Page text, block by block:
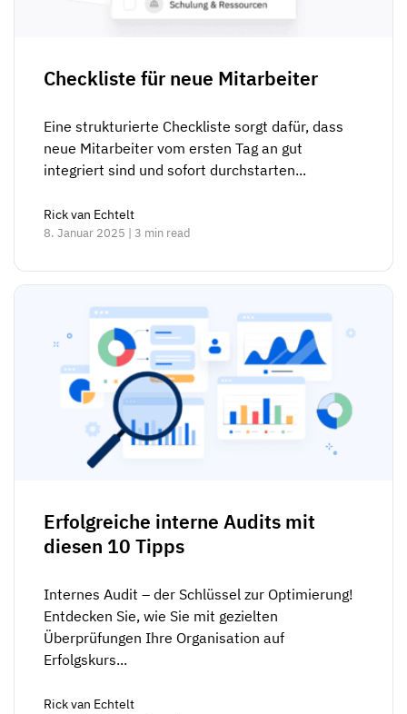
Checkliste für neue Mitarbeiter
Eine strukturierte Checkliste sorgt dafür, dass
neue Mitarbeiter vom ersten Tag an gut
integriert sind und sofort durchstarten...
Rick van Echtelt
8. Januar 2025 | 3 min read
Erfolgreiche interne Audits mit
diesen 10 Tipps
Internes Audit – der Schlüssel zur Optimierung!
Entdecken Sie, wie Sie mit gezielten
Überprüfungen Ihre Organisation auf
Erfolgskurs...
Rick van Echtelt